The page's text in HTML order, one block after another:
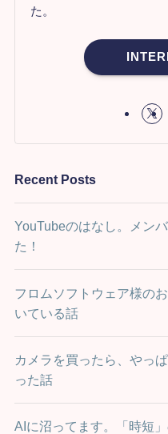
た。
Recent Posts
YouTubeのはなし。メン
た！
フロムソフトウェア様の
いている話
カメラを買ったら、やっ
った話
AIに沼ってます。「時短